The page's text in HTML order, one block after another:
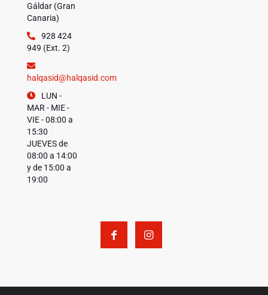
Gáldar (Gran
Canaria)
928 424
949 (Ext. 2)
halqasid@halqasid.com
LUN -
MAR - MIE -
VIE - 08:00 a
15:30
JUEVES de
08:00 a 14:00
y de 15:00 a
19:00